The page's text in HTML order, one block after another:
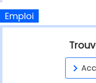
Emploi